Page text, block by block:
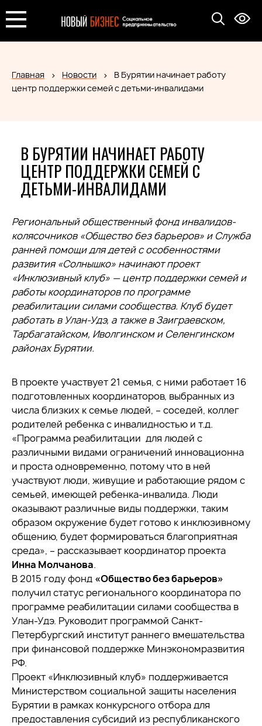
Главная Новости
В Бурятии начинает работу
центр поддержки семей с детьми-инвалидами
В БУРЯТИИ НАЧИНАЕТ РАБОТУ
ЦЕНТР ПОДДЕРЖКИ СЕМЕЙ С
ДЕТЬМИ-ИНВАЛИДАМИ
Региональный общественный фонд инвалидов-
колясочников «Общество без барьеров» и Служба
ранней помощи для детей с особенностями
развития «Солнышко» начинают проект
«Инклюзивный клуб» — центр поддержки семей и
работы координаторов по программе
реабилитации силами сообщества. Клуб будет
работать в Улан-Удэ, а также в Заиграевском,
Тарбагатайском, Иволгинском и Селенгинском
районах Бурятии.
В проекте участвует 21 семья, с ними работает 16
подготовленных координаторов, выбранных из
числа близких к семье людей, – соседей, коллег
родителей ребенка с инвалидностью и т.д.
«Программа реабилитации для людей с
различными видами ограничений инновационна
и проста одновременно, потому что в ней
участвуют люди, живущие и работающие рядом с
семьей, имеющей ребенка-инвалида. Люди
оказывают различные виды поддержки, таким
образом окружение будет готово к инклюзивному
общению, будет формироваться благоприятная
среда», – рассказывает координатор проекта
Инна Молчанова.
В 2015 году фонд «Общество без барьеров»
получил статус регионального координатора по
программе реабилитации силами сообщества в
Улан-Удэ. Руководит программой Санкт-
Петербургский институт раннего вмешательства
при финансовой поддержке Минэкономразвития
РФ.
Проект «Инклюзивный клуб» поддерживается
Министерством социальной защиты населения
Бурятии в рамках конкурсного отбора для
предоставления субсидий из республиканского